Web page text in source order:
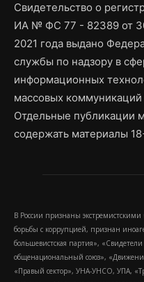
Свидетельство о
ИА № ФС 77 - 82389 от
2021 года выдано
службы по надзору в
информационных
массовых коммуникаций
Отдельные публикации
содержать материалы
В России признаны
борьбы с коррупцией, признан
большевистская партия»,
общенациональный союз»,
«Правый сектор», УНА-УНСО, УПА,